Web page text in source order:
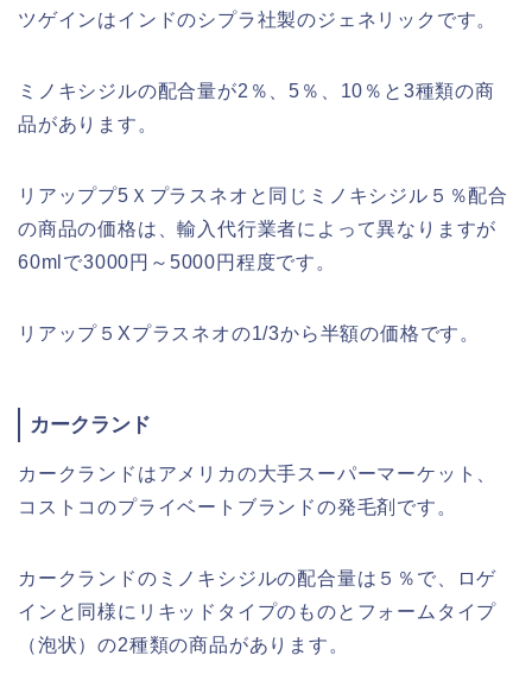
ツゲインはインドのシプラ社製のジェネリックです。
ミノキシジルの配合量が2％、5％、10％と3種類の商
品があります。
リアッププ5Ｘプラスネオと同じミノキシジル５％配合
の商品の価格は、輸入代行業者によって異なりますが
60mlで3000円～5000円程度です。
リアップ５Xプラスネオの1/3から半額の価格です。
カークランド
カークランドはアメリカの大手スーパーマーケット、
コストコのプライベートブランドの発毛剤です。
カークランドのミノキシジルの配合量は５％で、ロゲ
インと同様にリキッドタイプのものとフォームタイプ
（泡状）の2種類の商品があります。